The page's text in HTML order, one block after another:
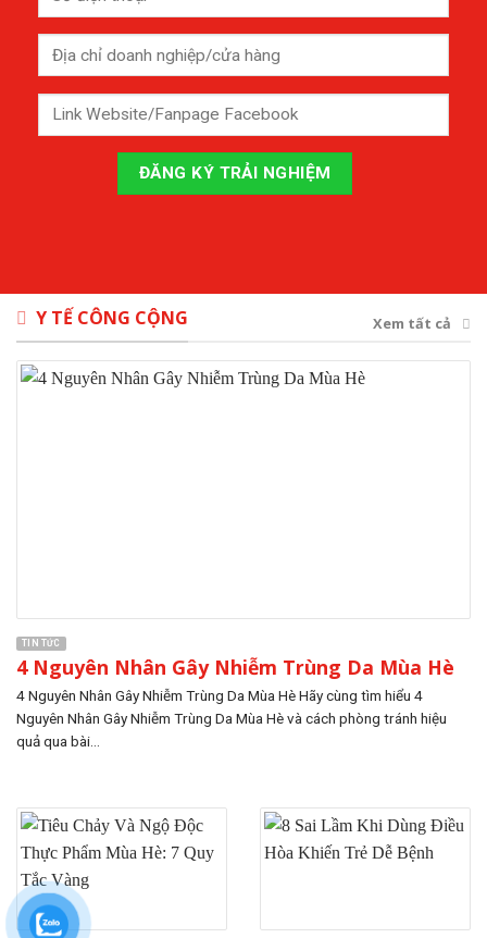
Y TẾ CÔNG CỘNG Xem tất cả
TIN TỨC
4 Nguyên Nhân Gây Nhiễm Trùng Da Mùa Hè
4 Nguyên Nhân Gây Nhiễm Trùng Da Mùa Hè Hãy cùng tìm hiểu 4
Nguyên Nhân Gây Nhiễm Trùng Da Mùa Hè và cách phòng tránh hiệu
quả qua bài...